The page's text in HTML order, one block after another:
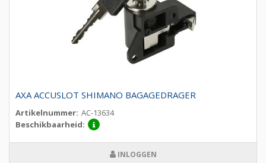
AXA ACCUSLOT SHIMANO BAGAGEDRAGER
Artikelnummer: AC-13634
Beschikbaarheid:
INLOGGEN